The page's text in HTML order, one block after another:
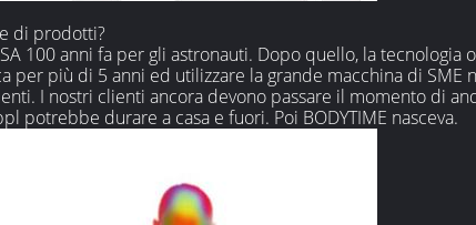
di prodotti?
100 anni fa per gli astronauti. Dopo quello, la tecnologia
per più di 5 anni ed utilizzare la grande macchina di SME
I nostri clienti ancora devono passare il momento di
potrebbe durare a casa e fuori. Poi BODYTIME nasceva.